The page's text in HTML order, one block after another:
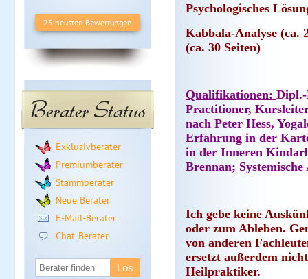
25 neusten Bewertungen
Berater Status
Exklusivberater
Premiumberater
Stammberater
Neue Berater
E-Mail-Berater
Chat-Berater
Psychologisches
Kabbala-Analyse (ca.
(ca. 30 Seiten)
Qualifikationen: Dipl.-
Practitioner,
nach Peter Hess,
Erfahrung in der
in der Inneren
Brennan;
Ich gebe keine
oder zum Ableben.
von anderen
ersetzt außerdem
Heilpraktiker.